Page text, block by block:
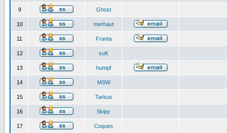
9 Ghost
10 merhaut
11 Franta
12 suK
13 humpf
14 MSW
15 Tarkus
16 Skipy
17 Coques